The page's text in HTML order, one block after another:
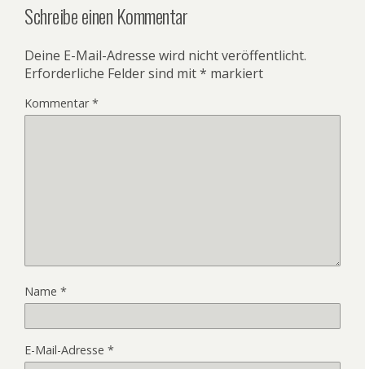
Schreibe einen Kommentar
Deine E-Mail-Adresse wird nicht veröffentlicht.
Erforderliche Felder sind mit* markiert
Kommentar*
Name *
E-Mail-Adresse *